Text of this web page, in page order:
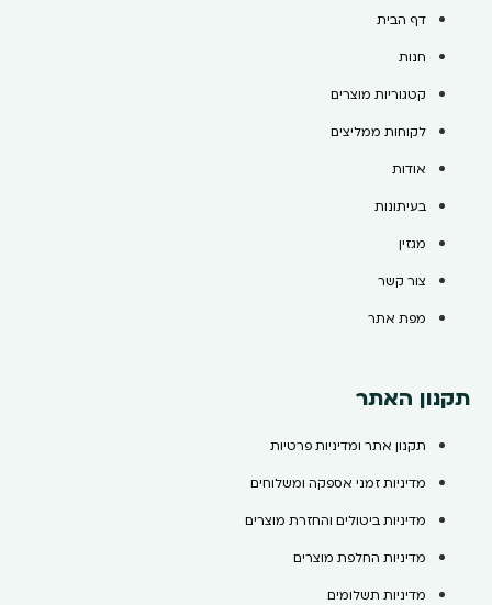
דף הבית
חנות
קטגוריות מוצרים
לקוחות ממליצים
אודות
בעיתונות
מגזין
צור קשר
מפת אתר
תקנון האתר
תקנון אתר ומדיניות פרטיות
מדיניות זמני אספקה ומשלוחים
מדיניות ביטולים והחזרת מוצרים
מדיניות החלפת מוצרים
מדיניות תשלומים